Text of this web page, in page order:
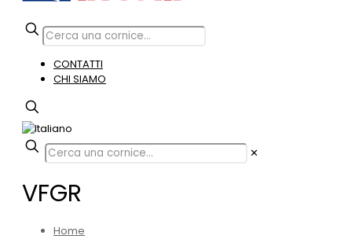
CONTATTI
CHI SIAMO
✕
VFGR
Home